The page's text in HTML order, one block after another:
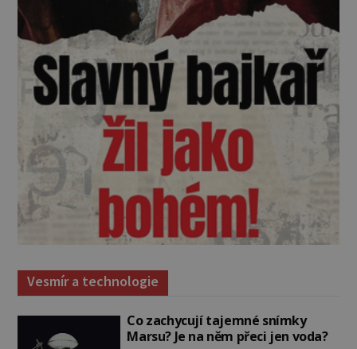
Vesmír a technologie
Co zachycují tajemné snímky
Marsu? Je na něm přeci jen voda?